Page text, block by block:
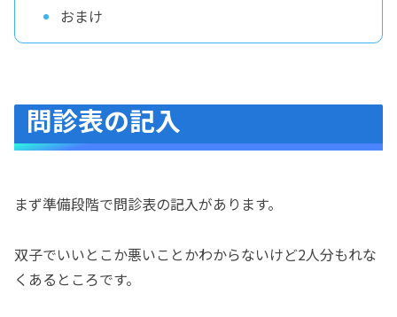
おまけ
問診表の記入
まず準備段階で問診表の記入があります。
双子でいいとこか悪いことかわからないけど2人分もれな
くあるところです。